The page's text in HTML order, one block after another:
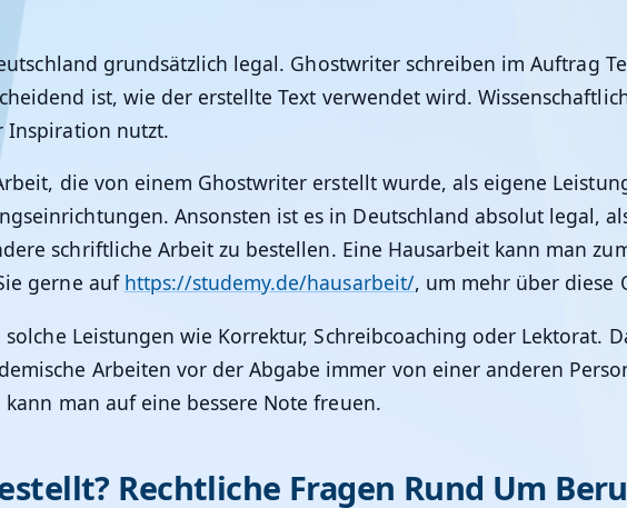
grundsätzlich legal. Ghostwriter schreiben im Auftrag
ist, wie der erstellte Text verwendet wird.
Inspiration nutzt.
die von einem Ghostwriter erstellt wurde, als eigene
Ansonsten ist es in Deutschland absolut legal,
schriftliche Arbeit zu bestellen. Eine Hausarbeit kann man
gerne auf https://studemy.de/hausarbeit/, um mehr über diese
Leistungen wie Korrektur, Schreibcoaching oder Lektorat.
Arbeiten vor der Abgabe immer von einer anderen
man auf eine bessere Note freuen.
Rechtliche Fragen Rund Um